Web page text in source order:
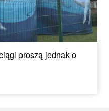
proszą jednak o